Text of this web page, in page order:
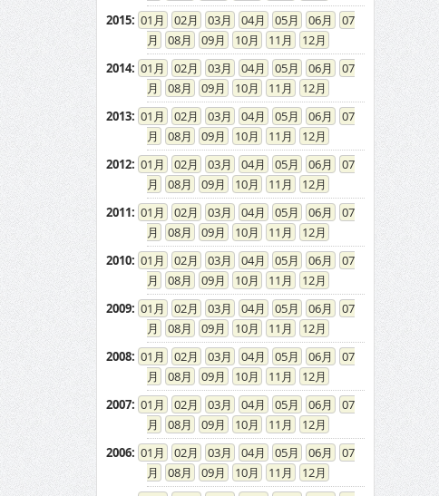
2015: 01 02 03 04 05 06
07
08
09 10 11
12
2014: 01 02 03 04 05 06
07
08
09 10 11
12
2013: 01 02 03 04 05 06
07
08
09 10 11
12
2012: 01 02 03 04 05 06
07
08
09 10 11
12
2011: 01 02 03 04 05 06
07
08
09 10 11
12
2010: 01 02 03 04 05 06
07
08
09 10 11
12
2009: 01 02 03 04 05 06
07
08
09 10 11
12
2008: 01 02 03 04 05 06
07
08
09 10 11
12
2007: 01 02 03 04 05 06
07
08
09 10 11
12
2006: 01 02 03 04 05 06
07
08
09 10 11
12